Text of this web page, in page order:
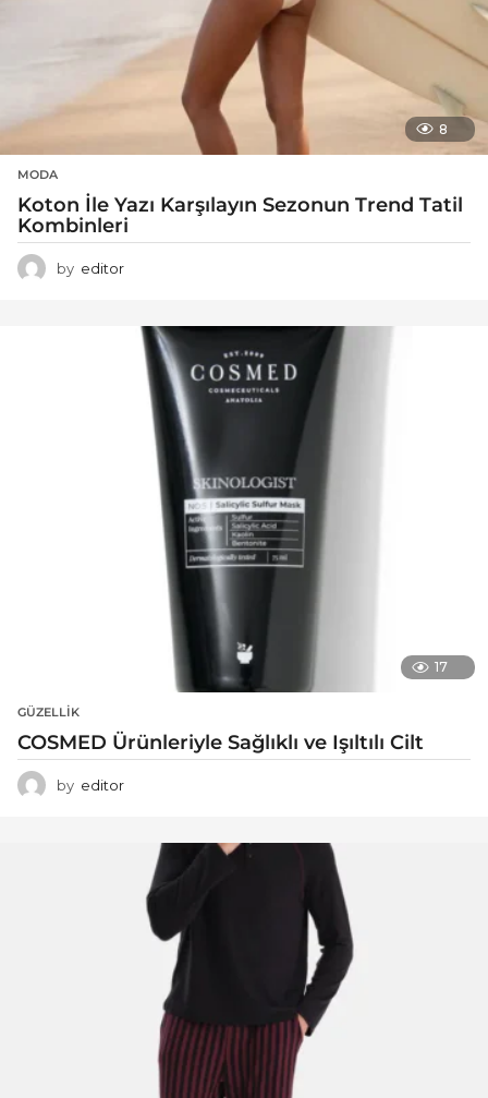
8
MODA
Koton İle Yazı Karşılayın Sezonun Trend Tatil
Kombinleri
by editor
17
GÜZELLIK
COSMED Ürünleriyle Sağlıklı ve Işıltılı Cilt
by editor